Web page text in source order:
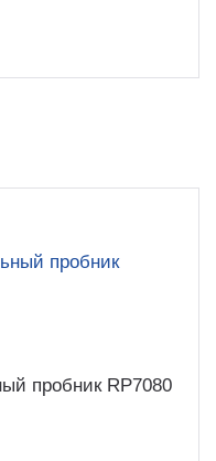
пробник RP7080